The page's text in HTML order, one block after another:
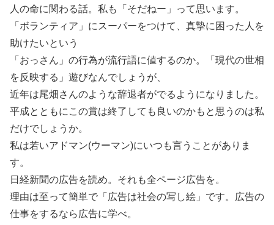
人の命に関わる話。私も「そだねー」って思います。
「ボランティア」にスーパーをつけて、真摯に困った人を
助けたいという
「おっさん」の行為が流行語に値するのか。「現代の世相
を反映する」遊びなんでしょうが、
近年は尾畑さんのような辞退者がでるようになりました。
平成とともにこの賞は終了しても良いのかもと思うのは私
だけでしょうか。
私は若いアドマン(ウーマン)にいつも言うことがありま
す。
日経新聞の広告を読め。それも全ページ広告を。
理由は至って簡単で「広告は社会の写し絵」です。広告の
仕事をするなら広告に学べ。